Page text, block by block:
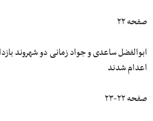
صفحه ۲۲
اعدام شدند
صفحه ۲۲-۲۳